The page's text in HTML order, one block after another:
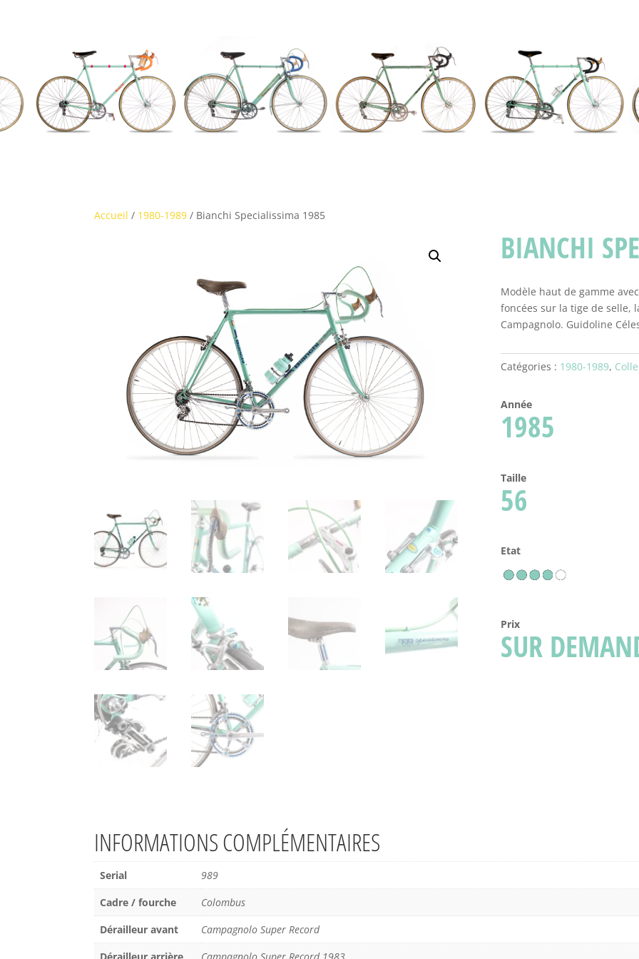
Accueil / 1980-1989 / Bianchi Specialissima 1985
BIANCHI
Modèle haut de gamme
foncées sur la tige de selle,
Campagnolo. Guidoline
Catégories : 1980-1989,
Année
1985
Taille
56
Etat
Prix
SUR
INFORMATIONS COMPLÉMENTAIRES
Serial
989
Cadre / fourche
Colombus
Dérailleur avant
Campagnolo Super Record